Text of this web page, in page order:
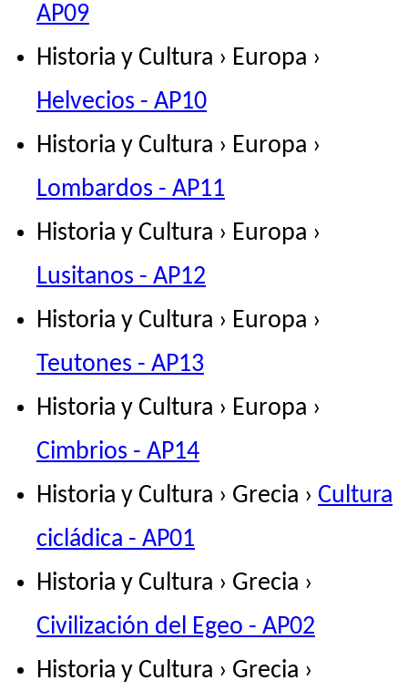
AP09
Historia y Cultura › Europa ›
Helvecios - AP10
Historia y Cultura › Europa ›
Lombardos - AP11
Historia y Cultura › Europa ›
Lusitanos - AP12
Historia y Cultura › Europa ›
Teutones - AP13
Historia y Cultura › Europa ›
Cimbrios - AP14
Historia y Cultura › Grecia › Cultura
cicládica - AP01
Historia y Cultura › Grecia ›
Civilización del Egeo - AP02
Historia y Cultura › Grecia ›